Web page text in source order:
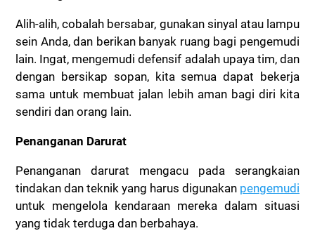
Alih-alih, cobalah bersabar, gunakan sinyal atau lampu
sein Anda, dan berikan banyak ruang bagi pengemudi
lain. Ingat, mengemudi defensif adalah upaya tim, dan
dengan bersikap sopan, kita semua dapat bekerja
sama untuk membuat jalan lebih aman bagi diri kita
sendiri dan orang lain.
Penanganan Darurat
Penanganan darurat mengacu pada serangkaian
tindakan dan teknik yang harus digunakan pengemudi
untuk mengelola kendaraan mereka dalam situasi
yang tidak terduga dan berbahaya.